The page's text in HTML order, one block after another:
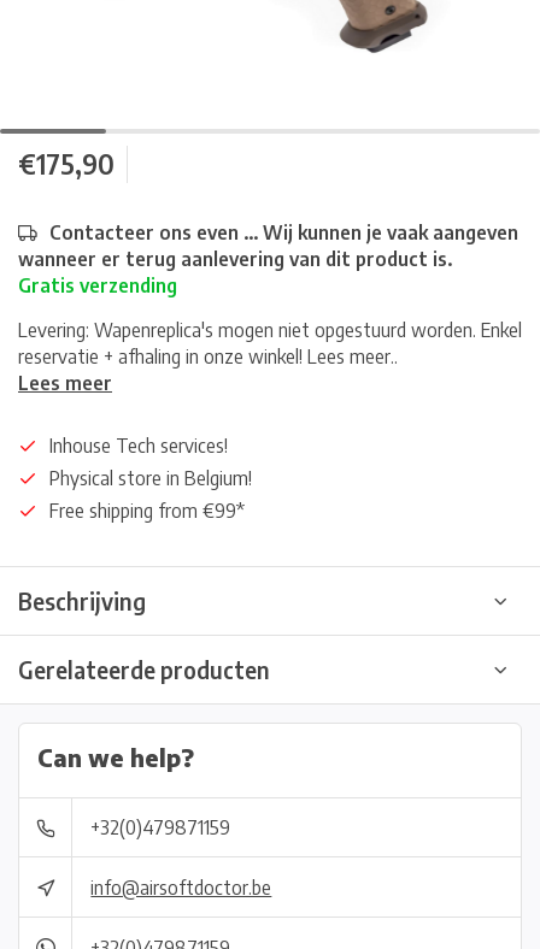
€175,90
Contacteer ons even ... Wij kunnen je vaak aangeven
wanneer er terug aanlevering van dit product is.
Gratis verzending
Levering: Wapenreplica's mogen niet opgestuurd worden. Enkel
reservatie + afhaling in onze winkel! Lees meer..
Lees meer
Inhouse Tech services!
Physical store in Belgium!
Free shipping from €99*
Beschrijving
Gerelateerde producten
Can we help?
+32(0)479871159
info@airsoftdoctor.be